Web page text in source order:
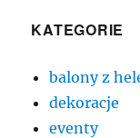
KATEGORIE
balony z
dekoracje
eventy